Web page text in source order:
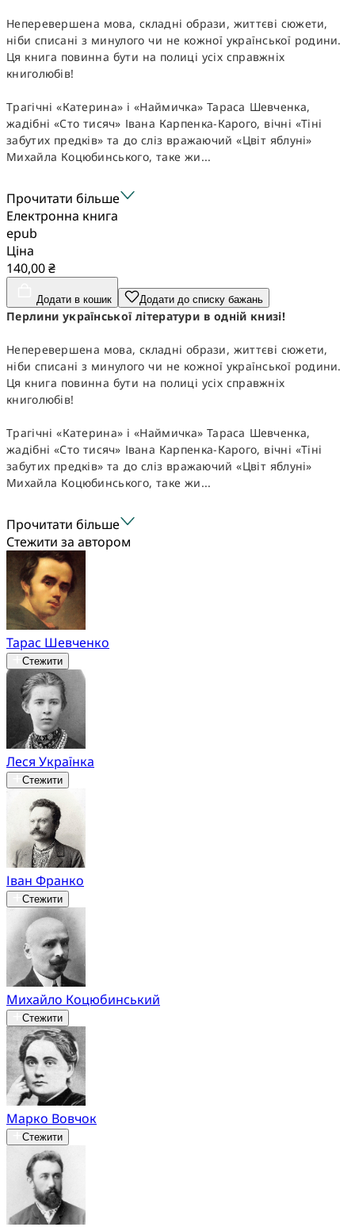
Неперевершена мова, складні образи, життєві сюжети,
ніби списані з минулого чи не кожної української родини.
Ця книга повинна бути на полиці усіх справжніх
книголюбів!
Трагічні «Катерина» і «Наймичка» Тараса Шевченка,
жадібні «Сто тисяч» Івана Карпенка-Карого, вічні «Тіні
забутих предків» та до сліз вражаючий «Цвіт яблуні»
Михайла Коцюбинського, таке жи...
Прочитати більше
Електронна книга
epub
Ціна
140,00 ₴
Додати в кошик Додати до списку бажань
Перлини української літератури в одній книзі!
Неперевершена мова, складні образи, життєві сюжети,
ніби списані з минулого чи не кожної української родини.
Ця книга повинна бути на полиці усіх справжніх
книголюбів!
Трагічні «Катерина» і «Наймичка» Тараса Шевченка,
жадібні «Сто тисяч» Івана Карпенка-Карого, вічні «Тіні
забутих предків» та до сліз вражаючий «Цвіт яблуні»
Михайла Коцюбинського, таке жи...
Прочитати більше
Стежити за автором
Тарас Шевченко
Стежити
Леся Українка
Стежити
Іван Франко
Стежити
Михайло Коцюбинський
Стежити
Марко Вовчок
Стежити